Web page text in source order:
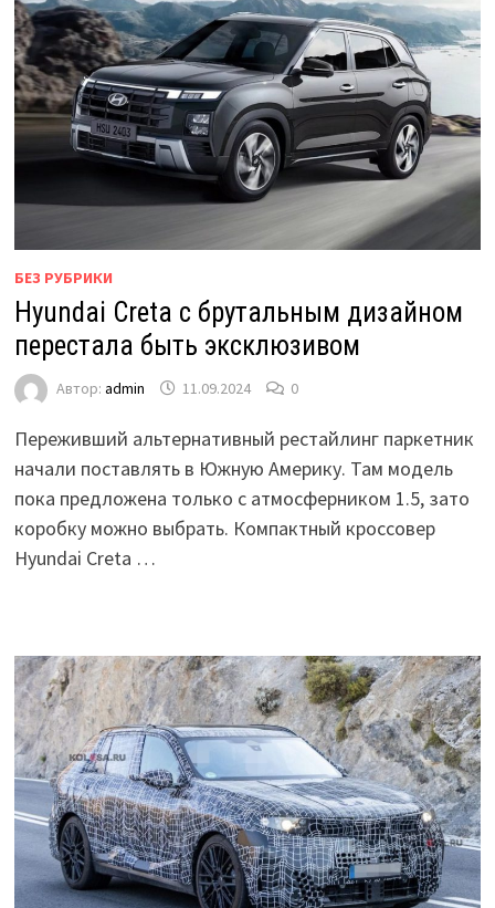
БЕЗ РУБРИКИ
Hyundai Creta с брутальным дизайном
перестала быть эксклюзивом
Автор: admin 11.09.2024 0
Переживший альтернативный рестайлинг паркетник
начали поставлять в Южную Америку. Там модель
пока предложена только с атмосферником 1.5, зато
коробку можно выбрать. Компактный кроссовер
Hyundai Creta …